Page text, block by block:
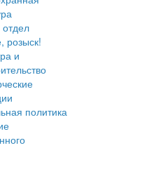
розыск!
и
политика